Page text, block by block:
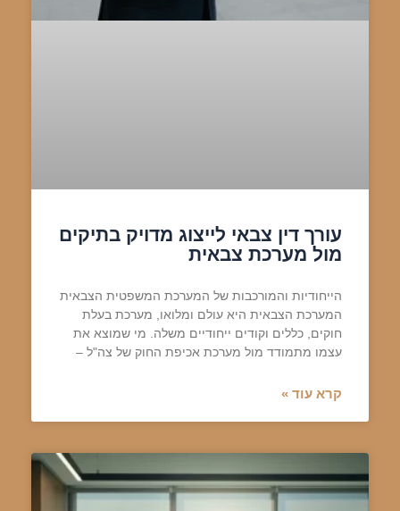
עורך דין צבאי לייצוג מדויק בתיקים
מול מערכת צבאית
הייחודיות והמורכבות של המערכת המשפטית הצבאית
המערכת הצבאית היא עולם ומלואו, מערכת בעלת
חוקים, כללים וקודים ייחודיים משלה. מי שמוצא את
עצמו מתמודד מול מערכת אכיפת החוק של צה"ל –
קרא עוד »